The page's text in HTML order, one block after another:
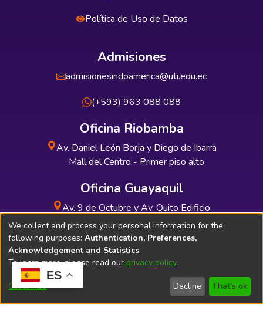
ES
Política de Uso de Datos
Admisiones
admisionesindoamerica@uti.edu.ec
(+593) 963 088 088
Oficina Riobamba
Av. Daniel León Borja y Diego de Ibarra
Mall del Centro - Primer piso alto
Oficina Guayaquil
Av. 9 de Octubre y Av. Quito Edificio
INDUAUTO - Planta baja
Soporte Técnico Bibliolatino.com
We collect and process your personal information for the
following purposes: Authentication, Preferences,
Acknowledgement and Statistics.
To learn more, please read our privacy policy.
Customize Decline That's ok